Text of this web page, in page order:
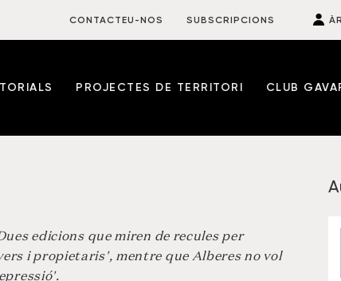
CONTACTEU-NOS SUBSCRIPCIONS
PROJECTES DE TERRITORI CLUB
edicions que miren de recules per
i propietaris', mentre que Alberes no vol